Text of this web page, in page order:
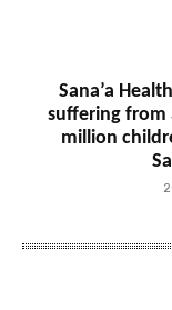
Sana’a
suffering from
million